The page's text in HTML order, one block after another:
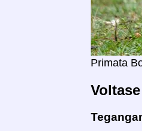
Primata
Voltase